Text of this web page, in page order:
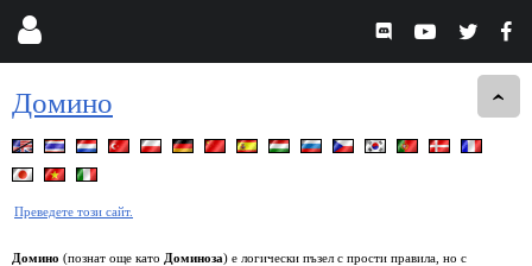
Домино
Преведете този сайт.
Домино (познат още като Доминоза) е логически пъзел с прости правила, но с